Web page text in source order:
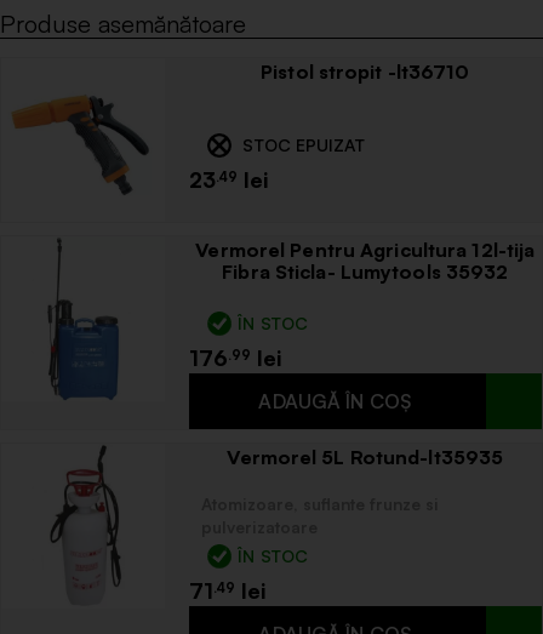
Produse asemănătoare
Pistol stropit -lt36710
STOC EPUIZAT
23.49
Vermorel Pentru Agricultura 12l-tija
Fibra Sticla- Lumytools 35932
ÎN STOC
176.99
Vermorel 5L Rotund-lt35935
ÎN STOC
71.49